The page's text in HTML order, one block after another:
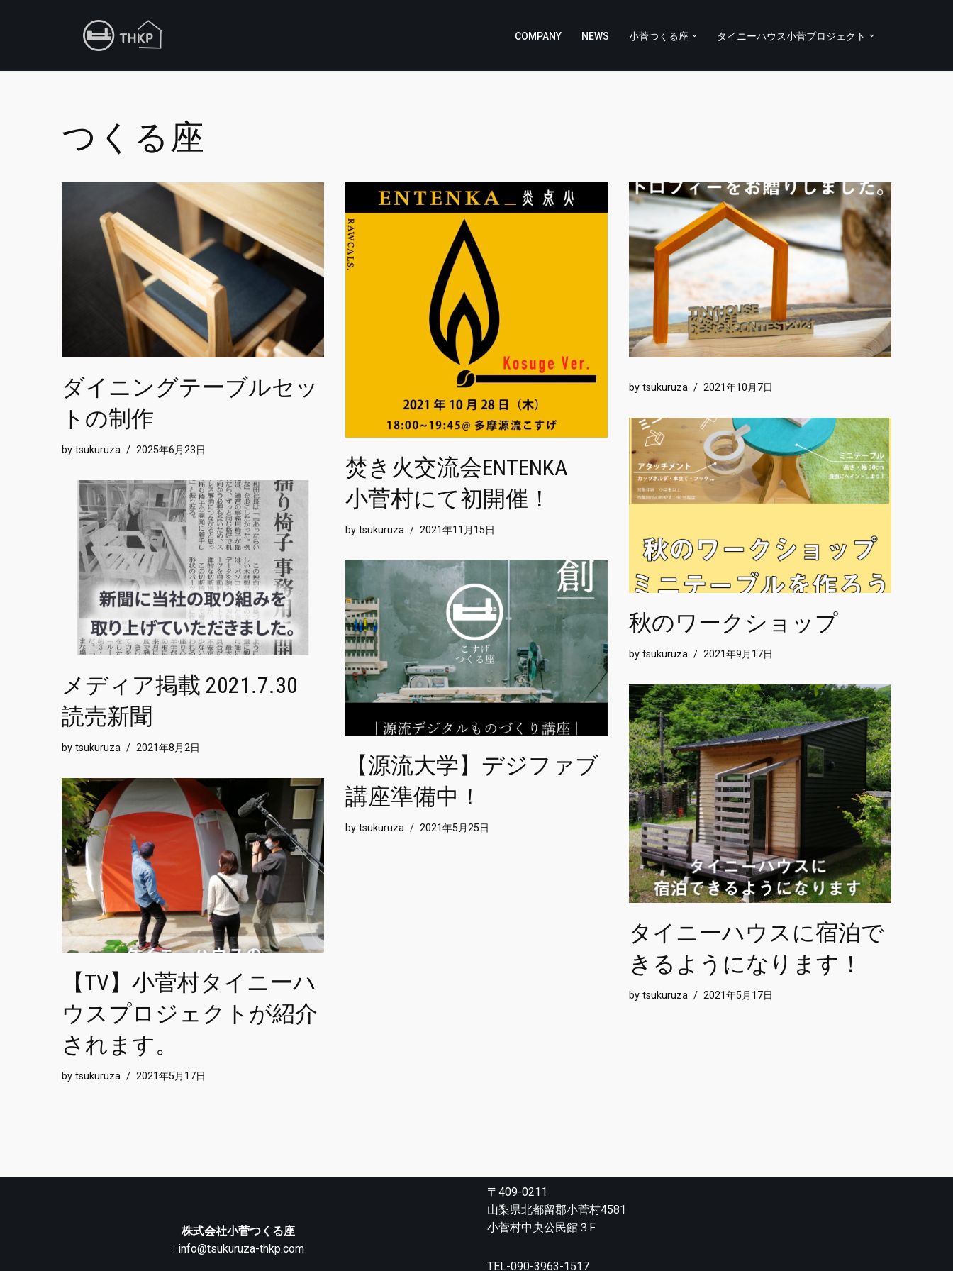
テ
COMPANY NEWS 小菅つくる座 タイニーハウス小菅プロジェクト
つくる座
ダイニングテーブルセッ
トの制作
by tsukuruza 2025年6月23日
焚き火交流会ENTENKA
小菅村にて初開催！
by tsukuruza 2021年11月15日
by tsukuruza 2021年10月7日
秋のワークショップ
by tsukuruza 2021年9月17日
メディア掲載 2021.7.30
読売新聞
by tsukuruza 2021年8月2日
【源流大学】デジファブ
講座準備中！
by tsukuruza 2021年5月25日
タイニーハウスに宿泊で
きるようになります！
by tsukuruza 2021年5月17日
【TV】小菅村タイニーハ
ウスプロジェクトが紹介
されます。
by tsukuruza 2021年5月17日
株式会社小菅つくる座
: info@tsukuruza-thkp.com
〒409-0211
山梨県北都留郡小菅村4581
小菅村中央公民館３F
TEL-090-3963-1517